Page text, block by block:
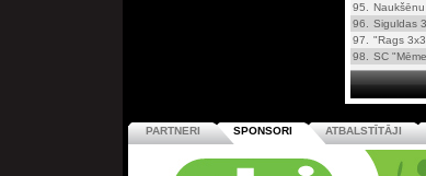
95.
96.
Siguldas
97.
"Rags
98.
SC
PARTNERI SPONSORI ATBALSTĪTĀJI